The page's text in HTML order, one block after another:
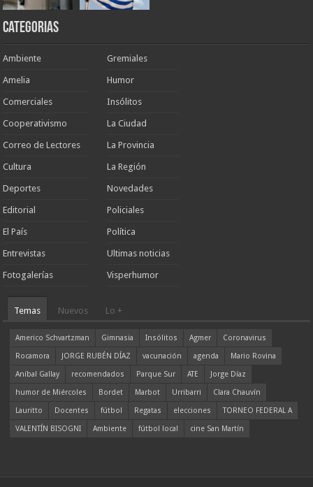
Categorias
Ambiente
Amelia
Comerciales
Cooperativismo
Correo de Lectores
Cultura
Deportes
Editorial
El País
Entrevistas
Fotogalerías
Gremiales
Humor
Insólitos
La Ciudad
La Provincia
La Región
Novedades
Policiales
Política
Ultimas noticias
Visperhumor
Temas Nuevos Lo +
Americo Schvartzman Gimnasia Insólitos Agmer
Coronavirus
Rocamora
JORGE RUBÉN DÍAZ vacunación agenda
Mario Rovina
Aníbal Gallay
recomendados Parque Sur ATE
Jorge Díaz
humor de Miércoles
Bordet Marbot Urribarri
Clara Chauvín
Lauritto
Docentes fútbol Regatas elecciones
TORNEO FEDERAL A
VALENTÍN BISOGNI
Ambiente fútbol local cine San Martín